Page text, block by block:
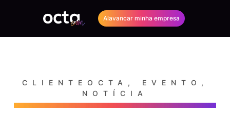
Alavancar minha empresa
CLIENTEOCTA , EVENTO ,
NOTÍCIA